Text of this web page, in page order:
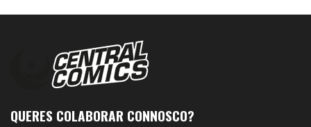
QUERES COLABORAR CONNOSCO?